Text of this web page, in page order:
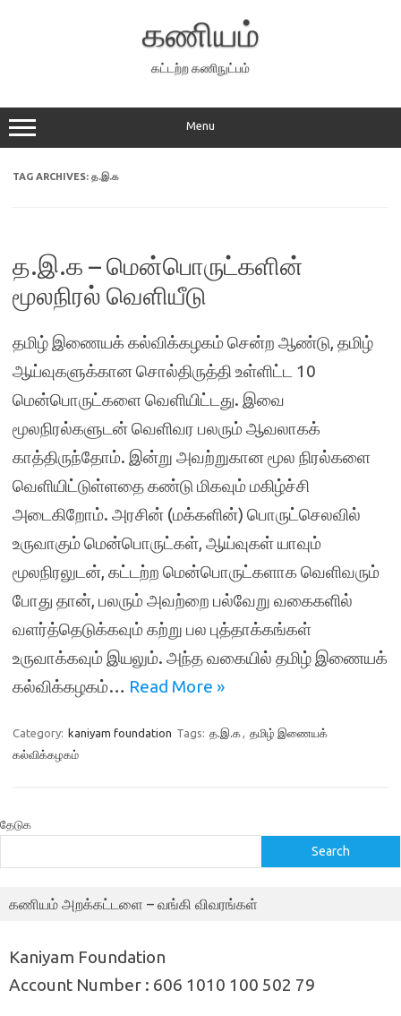
கணியம்
கட்டற்ற கணிநுட்பம்
Menu
TAG ARCHIVES: த.இ.க
த.இ.க – மென்பொருட்களின்
மூலநிரல் வெளியீடு
தமிழ் இணையக் கல்விக்கழகம் சென்ற ஆண்டு, தமிழ்
ஆய்வுகளுக்கான சொல்திருத்தி உள்ளிட்ட 10
மென்பொருட்களை வெளியிட்டது. இவை
மூலநிரல்களுடன் வெளிவர பலரும் ஆவலாகக்
காத்திருந்தோம். இன்று அவற்றுகான மூல நிரல்களை
வெளியிட்டுள்ளதை கண்டு மிகவும் மகிழ்ச்சி
அடைகிறோம். அரசின் (மக்களின்) பொருட்செலவில்
உருவாகும் மென்பொருட்கள், ஆய்வுகள் யாவும்
மூலநிரலுடன், கட்டற்ற மென்பொருட்களாக வெளிவரும்
போது தான், பலரும் அவற்றை பல்வேறு வகைகளில்
வளர்த்தெடுக்கவும் கற்று பல புத்தாக்கங்கள்
உருவாக்கவும் இயலும். அந்த வகையில் தமிழ் இணையக்
கல்விக்கழகம்… Read More »
Category: kaniyam foundation Tags: த.இ.க, தமிழ் இணையக்
கல்விக்கழகம்
தேடுக
Search
கணியம் அறக்கட்டளை – வங்கி விவரங்கள்
Kaniyam Foundation
Account Number : 606 1010 100 502 79